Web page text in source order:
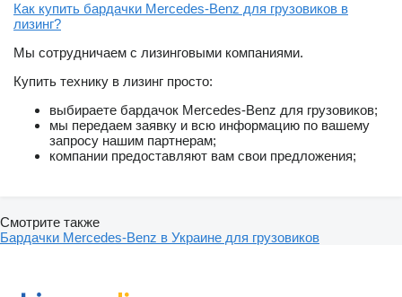
Как купить бардачки Mercedes-Benz для грузовиков в
лизинг?
Мы сотрудничаем с лизинговыми компаниями.
Купить технику в лизинг просто:
выбираете бардачок Mercedes-Benz для грузовиков;
мы передаем заявку и всю информацию по вашему
запросу нашим партнерам;
компании предоставляют вам свои предложения;
Смотрите также
Бардачки Mercedes-Benz в Украине для грузовиков